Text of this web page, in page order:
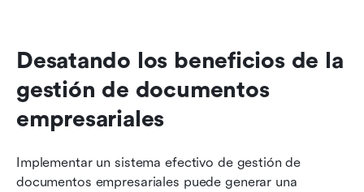
Desatando los beneficios de la
gestión de documentos
empresariales
Implementar un sistema efectivo de gestión de
documentos empresariales puede generar una